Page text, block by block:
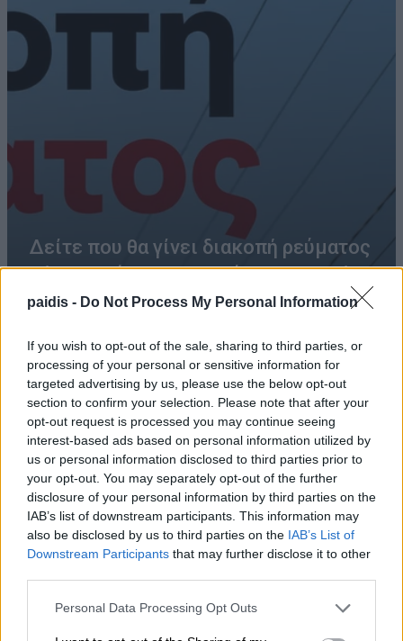
paidis - Do Not Process My Personal Information
If you wish to opt-out of the sale, sharing to third parties, or
processing of your personal or sensitive information for
targeted advertising by us, please use the below opt-out
section to confirm your selection. Please note that after your
opt-out request is processed you may continue seeing
interest-based ads based on personal information utilized by
us or personal information disclosed to third parties prior to
your opt-out. You may separately opt-out of the further
disclosure of your personal information by third parties on the
IAB’s list of downstream participants. This information may
also be disclosed by us to third parties on the IAB’s List of
Downstream Participants that may further disclose it to other
Personal Data Processing Opt Outs
Δείτε που θα γίνει διακοπή ρεύματος
σήμερα Σάββατο και αύριο Κυριακή
08/08/2026 , 9:01
Δύο ξεχωριστές εκδηλώσεις από τον
Πολιτιστικό Σύλλογο Κουτσουπιάς την
Κυριακή 9 Αυγούστου
08/08/2026 , 8:54
Ε. Λιακούλη: Το σκάνδαλο των
υποκλοπών δεν μπορεί να μείνει στο
σκοτάδι ενός αρχείου
Σήμερα Σάββατο στη Λάρισα η κηδεία του